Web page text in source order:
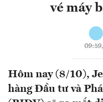
vé máy
Hôm nay (8/10),
hàng Đầu tư và